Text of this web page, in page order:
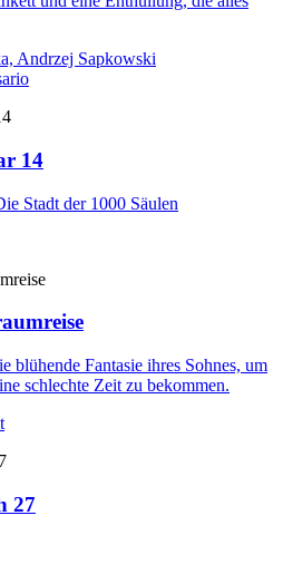
Andrzej Sapkowski
14
Stadt der 1000 Säulen
blühende Fantasie ihres Sohnes, um
schlechte Zeit zu bekommen.
27